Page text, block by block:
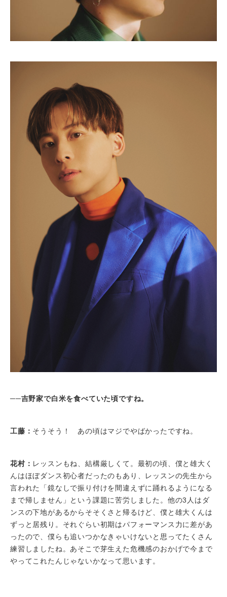
──吉野家で白米を食べていた頃ですね。
工藤： そうそう！ あの頃はマジでやばかったですね。
花村： レッスンもね、結構厳しくて。最初の頃、僕と雄大く
んはほぼダンス初心者だったのもあり、レッスンの先生から
言われた「鏡なしで振り付けを間違えずに踊れるようになる
まで帰しません」という課題に苦労しました。他の3人はダ
ンスの下地があるからそそくさと帰るけど、僕と雄大くんは
ずっと居残り。それぐらい初期はパフォーマンス力に差があ
ったので、僕らも追いつかなきゃいけないと思ってたくさん
練習しましたね。あそこで芽生えた危機感のおかげで今まで
やってこれたんじゃないかなって思います。